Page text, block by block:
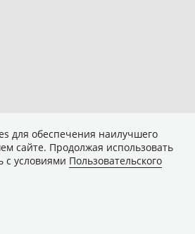
для обеспечения наилучшего
сайте. Продолжая использовать
с условиями Пользовательского